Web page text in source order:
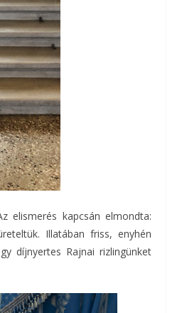
elismerés kapcsán elmondta:
Illatában friss, enyhén
díjnyertes Rajnai rizlingünket